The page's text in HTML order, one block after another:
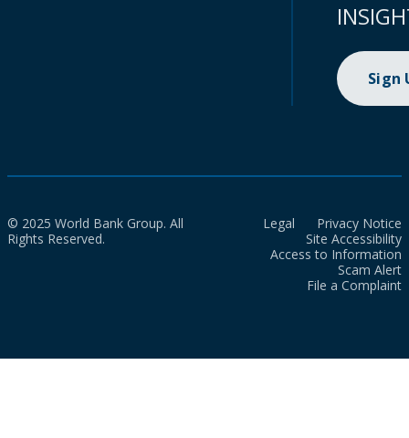
Sign
© 2025 World Bank Group. All
Rights Reserved.
Legal
Privacy Notice
Site Accessibility
Access to Information
Scam Alert
File a Complaint